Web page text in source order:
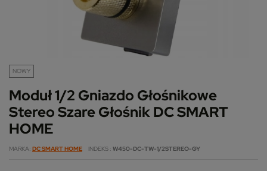
NOWY
Moduł 1/2 Gniazdo Głośnikowe
Stereo Szare Głośnik DC SMART
HOME
MARKA DC SMART HOME INDEKS W450-DC-TW-1/2STEREO-GY